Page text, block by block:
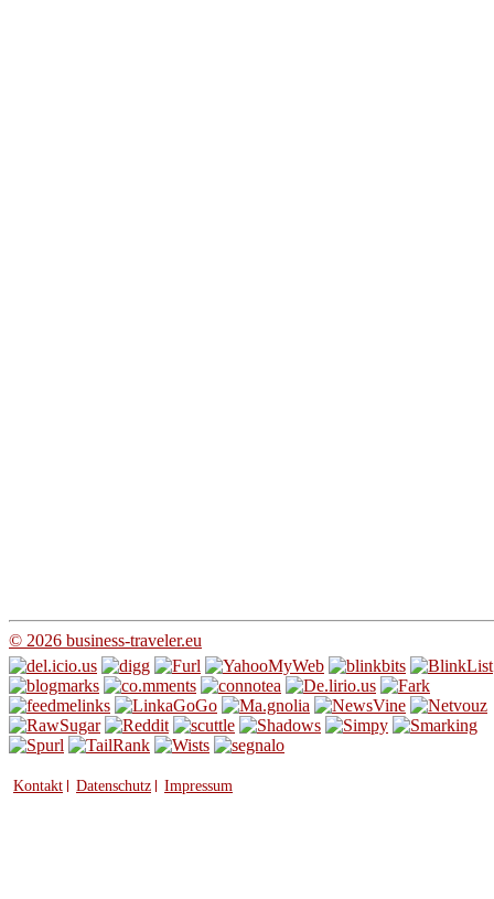
© 2026 business-traveler.eu
Kontakt Datenschutz Impressum